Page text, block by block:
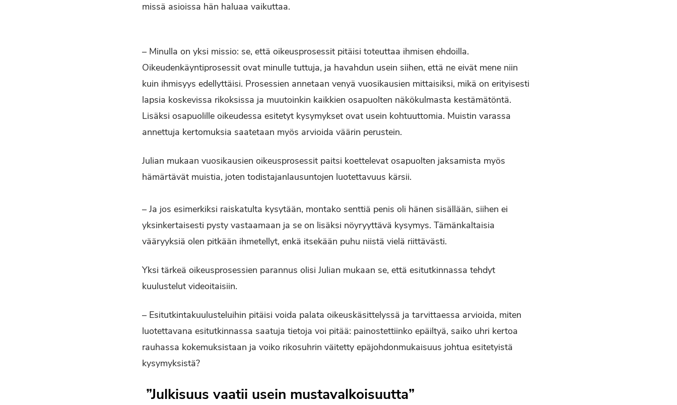
missä asioissa hän haluaa vaikuttaa.
– Minulla on yksi missio: se, että oikeusprosessit pitäisi toteuttaa ihmisen ehdoilla.
Oikeudenkäyntiprosessit ovat minulle tuttuja, ja havahdun usein siihen, että ne eivät mene niin
kuin ihmisyys edellyttäisi. Prosessien annetaan venyä vuosikausien mittaisiksi, mikä on erityisesti
lapsia koskevissa rikoksissa ja muutoinkin kaikkien osapuolten näkökulmasta kestämätöntä.
Lisäksi osapuolille oikeudessa esitetyt kysymykset ovat usein kohtuuttomia. Muistin varassa
annettuja kertomuksia saatetaan myös arvioida väärin perustein.
Julian mukaan vuosikausien oikeusprosessit paitsi koettelevat osapuolten jaksamista myös
hämärtävät muistia, joten todistajanlausuntojen luotettavuus kärsii.
– Ja jos esimerkiksi raiskatulta kysytään, montako senttiä penis oli hänen sisällään, siihen ei
yksinkertaisesti pysty vastaamaan ja se on lisäksi nöyryyttävä kysymys. Tämänkaltaisia
vääryyksiä olen pitkään ihmetellyt, enkä itsekään puhu niistä vielä riittävästi.
Yksi tärkeä oikeusprosessien parannus olisi Julian mukaan se, että esitutkinnassa tehdyt
kuulustelut videoitaisiin.
– Esitutkintakuulusteluihin pitäisi voida palata oikeuskäsittelyssä ja tarvittaessa arvioida, miten
luotettavana esitutkinnassa saatuja tietoja voi pitää: painostettiinko epäiltyä, saiko uhri kertoa
rauhassa kokemuksistaan ja voiko rikosuhrin väitetty epäjohdonmukaisuus johtua esitetyistä
kysymyksistä?
”Julkisuus vaatii usein mustavalkoisuutta”